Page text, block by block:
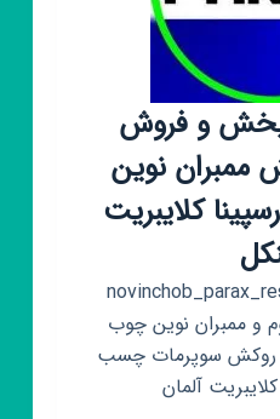
پخش و فروش
نوین
کلایبریت
و ممبران نوین چوب
روکش سوپرمات چسب
آلمان